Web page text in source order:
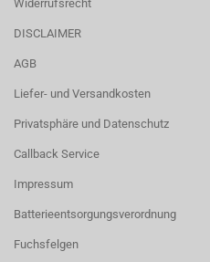
Widerrufsrecht
DISCLAIMER
AGB
Liefer- und Versandkosten
Privatsphäre und Datenschutz
Callback Service
Impressum
Batterieentsorgungsverordnung
Fuchsfelgen